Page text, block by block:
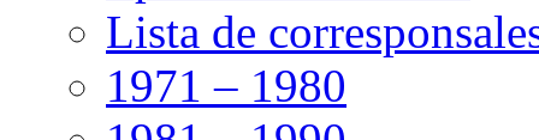
Lista de
1971 – 1980